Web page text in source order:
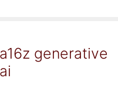
a16z generative
ai